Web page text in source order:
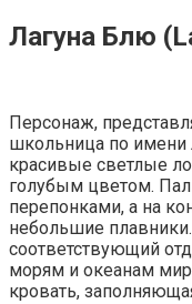
Лагуна Блю
Персонаж,
школьница по имени
красивые светлые
голубым цветом.
перепонками, а на
небольшие
соответствующий
морям и океанам
кровать,